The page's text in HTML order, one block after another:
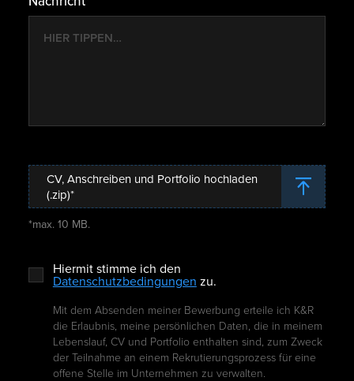
CV, Anschreiben und Portfolio hochladen
(.zip)*
*max. 10 MB.
Hiermit stimme ich den
Datenschutzbedingungen zu.
Mit dem Absenden meiner Bewerbung erteile ich K&R
die Erlaubnis, meine persönlichen Daten, die in meinem
Lebenslauf, CV und Portfolio enthalten sind, zum Zweck
der Teilnahme an einem Rekrutierungsprozess für eine
offene Stelle im Unternehmen zu verwalten.